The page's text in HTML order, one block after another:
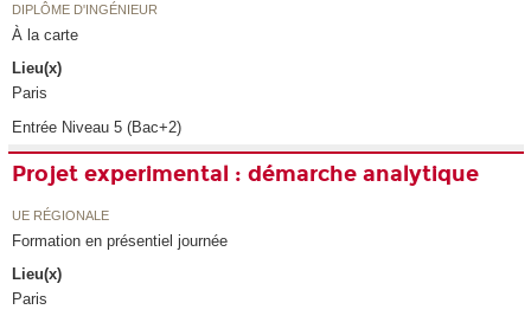
DIPLÔME D'INGÉNIEUR
À la carte
Lieu(x)
Paris
Entrée Niveau 5 (Bac+2)
Projet experimental : démarche analytique
UE RÉGIONALE
Formation en présentiel journée
Lieu(x)
Paris